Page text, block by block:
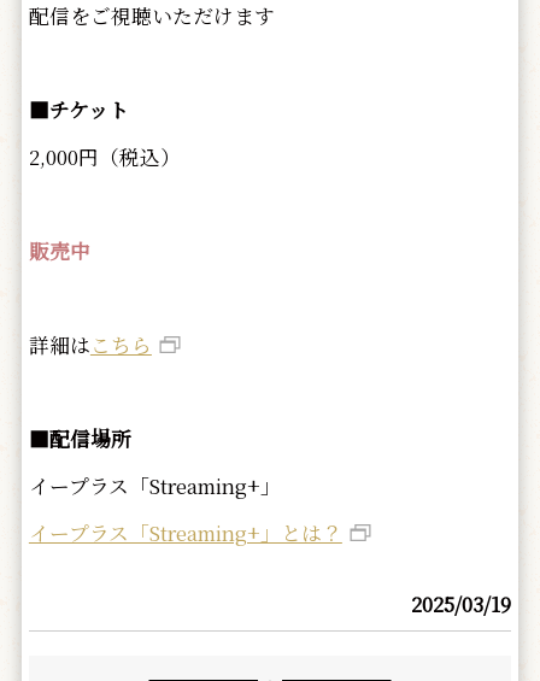
配信をご視聴いただけます
■チケット
2,000円（税込）
販売中
詳細はこちら
■配信場所
イープラス「Streaming+」
イープラス「Streaming+」とは？
2025/03/19